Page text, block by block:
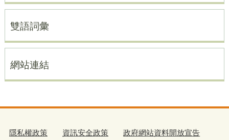
雙語詞彙
網站連結
隱私權政策 資訊安全政策 政府網站資料開放宣告